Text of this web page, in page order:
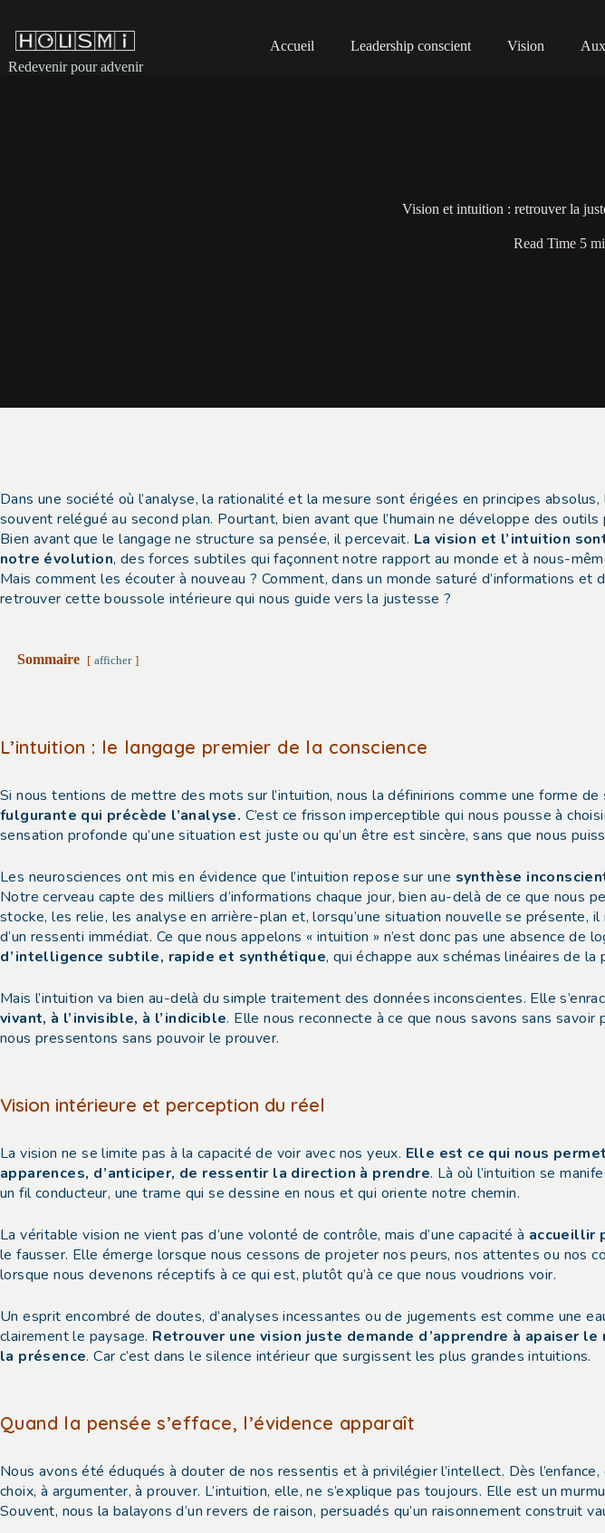
content
Redevenir pour advenir
Accueil Leadership conscient Vision
Vision et intuition : retrouver la
Read Time 5
Dans une société où l’analyse, la rationalité et la mesure sont érigées en principes
souvent relégué au second plan. Pourtant, bien avant que l’humain ne développe des
Bien avant que le langage ne structure sa pensée, il percevait. La vision et l’intuition
notre évolution, des forces subtiles qui façonnent notre rapport au monde et à nous-
Mais comment les écouter à nouveau ? Comment, dans un monde saturé d’informations et
retrouver cette boussole intérieure qui nous guide vers la justesse ?
Sommaire afficher
L’intuition : le langage premier de la conscience
Si nous tentions de mettre des mots sur l’intuition, nous la définirions comme une forme de
fulgurante qui précède l’analyse. C’est ce frisson imperceptible qui nous pousse à
sensation profonde qu’une situation est juste ou qu’un être est sincère, sans que nous
Les neurosciences ont mis en évidence que l’intuition repose sur une synthèse
Notre cerveau capte des milliers d’informations chaque jour, bien au-delà de ce que nous
stocke, les relie, les analyse en arrière-plan et, lorsqu’une situation nouvelle se présente,
d’un ressenti immédiat. Ce que nous appelons « intuition » n’est donc pas une absence de
d’intelligence subtile, rapide et synthétique, qui échappe aux schémas linéaires de la
Mais l’intuition va bien au-delà du simple traitement des données inconscientes. Elle
vivant, à l’invisible, à l’indicible. Elle nous reconnecte à ce que nous savons sans savoir
nous pressentons sans pouvoir le prouver.
Vision intérieure et perception du réel
La vision ne se limite pas à la capacité de voir avec nos yeux. Elle est ce qui nous
apparences, d’anticiper, de ressentir la direction à prendre. Là où l’intuition se
un fil conducteur, une trame qui se dessine en nous et qui oriente notre chemin.
La véritable vision ne vient pas d’une volonté de contrôle, mais d’une capacité à accueillir
le fausser. Elle émerge lorsque nous cessons de projeter nos peurs, nos attentes ou nos
lorsque nous devenons réceptifs à ce qui est, plutôt qu’à ce que nous voudrions voir.
Un esprit encombré de doutes, d’analyses incessantes ou de jugements est comme une
clairement le paysage. Retrouver une vision juste demande d’apprendre à apaiser
la présence. Car c’est dans le silence intérieur que surgissent les plus grandes intuitions.
Quand la pensée s’efface, l’évidence apparaît
Nous avons été éduqués à douter de nos ressentis et à privilégier l’intellect. Dès
choix, à argumenter, à prouver. L’intuition, elle, ne s’explique pas toujours. Elle est un
Souvent, nous la balayons d’un revers de raison, persuadés qu’un raisonnement construit